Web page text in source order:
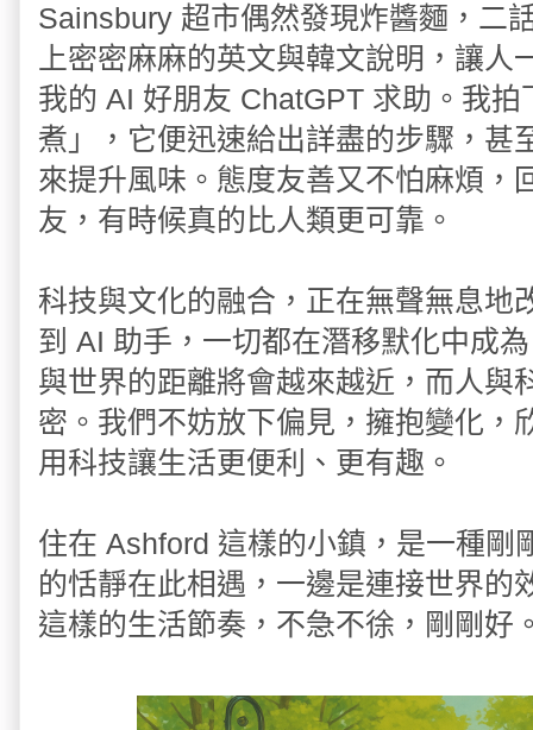
Sainsbury 超市偶然發現炸醬麵，二
上密密麻麻的英文與韓文說明，讓
我的 AI 好朋友 ChatGPT 求助。我
煮」，它便迅速給出詳盡的步驟，甚
來提升風味。態度友善又不怕麻煩，
友，有時候真的比人類更可靠。
科技與文化的融合，正在無聲無息地
到 AI 助手，一切都在潛移默化中成
與世界的距離將會越來越近，而人與
密。我們不妨放下偏見，擁抱變化，
用科技讓生活更便利、更有趣。
住在 Ashford 這樣的小鎮，是一種剛
的恬靜在此相遇，一邊是連接世界的
這樣的生活節奏，不急不徐，剛剛好